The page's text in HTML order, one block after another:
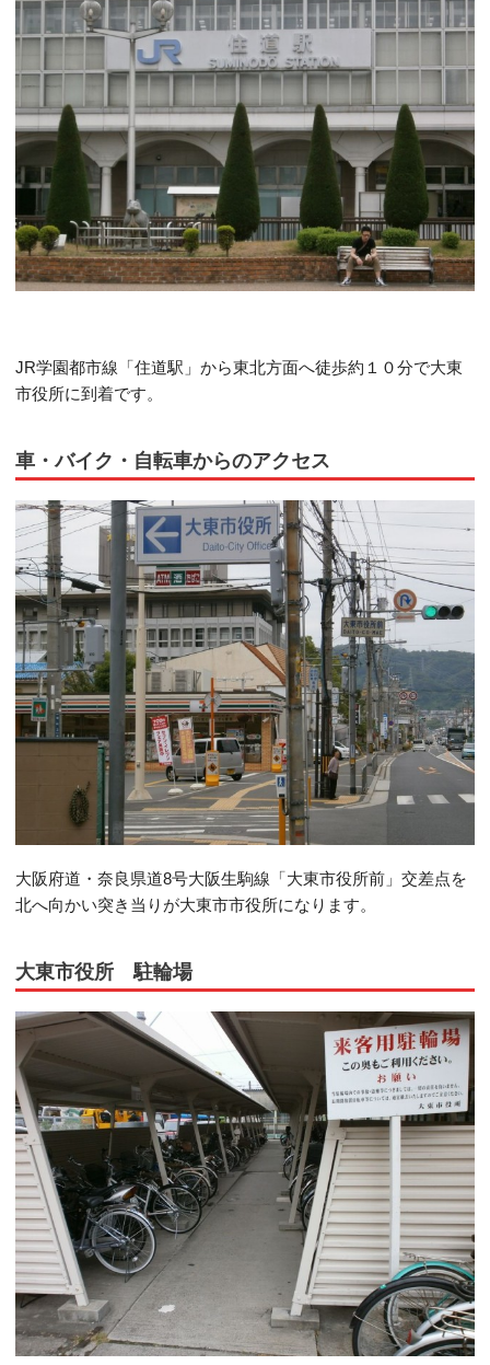
JR学園都市線「住道駅」から東北方面へ徒歩約１０分で大東
市役所に到着です。
車・バイク・自転車からのアクセス
大阪府道・奈良県道8号大阪生駒線「大東市役所前」交差点を
北へ向かい突き当りが大東市市役所になります。
大東市役所 駐輪場